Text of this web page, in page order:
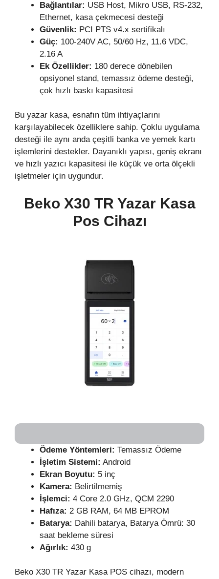
Bağlantılar: USB Host, Mikro USB, RS-232,
Ethernet, kasa çekmecesi desteği
Güvenlik: PCI PTS v4.x sertifikalı
Güç: 100-240V AC, 50/60 Hz, 11.6 VDC,
2.16 A
Ek Özellikler: 180 derece dönebilen
opsiyonel stand, temassız ödeme desteği,
çok hızlı baskı kapasitesi
Bu yazar kasa, esnafın tüm ihtiyaçlarını
karşılayabilecek özelliklere sahip. Çoklu uygulama
desteği ile aynı anda çeşitli banka ve yemek kartı
işlemlerini destekler. Dayanıklı yapısı, geniş ekranı
ve hızlı yazıcı kapasitesi ile küçük ve orta ölçekli
işletmeler için uygundur.
Beko X30 TR Yazar Kasa
Pos Cihazı
Ödeme Yöntemleri: Temassız Ödeme
İşletim Sistemi: Android
Ekran Boyutu: 5 inç
Kamera: Belirtilmemiş
İşlemci: 4 Core 2.0 GHz, QCM 2290
Hafıza: 2 GB RAM, 64 MB EPROM
Batarya: Dahili batarya, Batarya Ömrü: 30
saat bekleme süresi
Ağırlık: 430 g
Beko X30 TR Yazar Kasa POS cihazı, modern